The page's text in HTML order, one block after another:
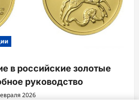
в российские золотые
руководство
2026